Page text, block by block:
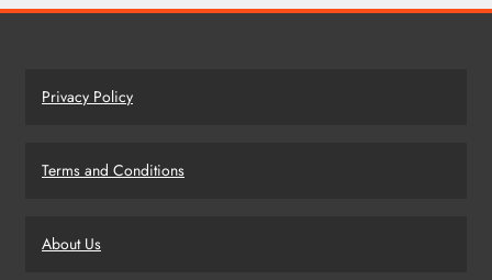
Privacy Policy
Terms and Conditions
About Us